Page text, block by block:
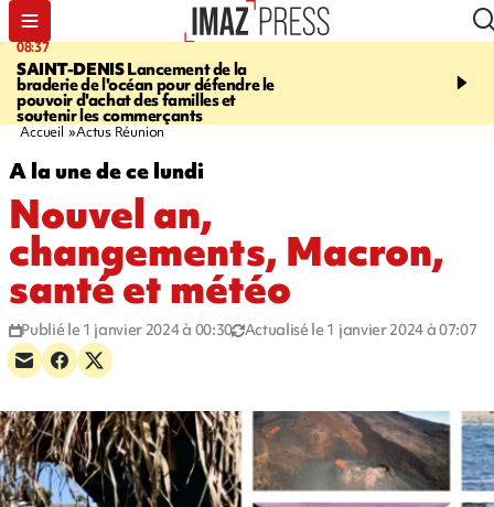
08:37
SAINT-DENISLancement de la
braderie de l'océan pour défendre le
pouvoir d'achat des familles et
soutenir les commerçants
10:44
dragons paradent
Accueil Actus Réunion
A la une de ce lundi
Nouvel an,
changements, Macron,
santé et météo
Publié le 1 janvier 2024 à 00:30 Actualisé le 1 janvier 2024 à 07:07